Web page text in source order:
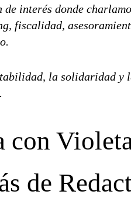
interés donde
fiscalidad,
la solidaridad y
con
de